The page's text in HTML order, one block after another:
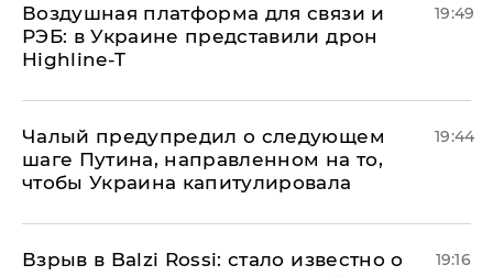
Воздушная платформа для связи и
РЭБ: в Украине представили дрон
Highline-T
19:49
Чалый предупредил о следующем
шаге Путина, направленном на то,
чтобы Украина капитулировала
19:44
Взрыв в Balzi Rossi: стало известно о
19:16